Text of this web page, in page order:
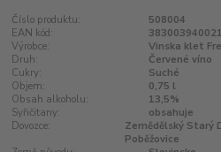
Číslo produktu:
508004
EAN kód:
Výrobce:
Vinska klet
Druh:
Červené víno
Cukry:
Suché
Objem:
0,75 l
Obsah alkoholu:
13,5%
Syřičitany:
obsahuje
Dovozce:
Zemědělský Starý
Poběžovice